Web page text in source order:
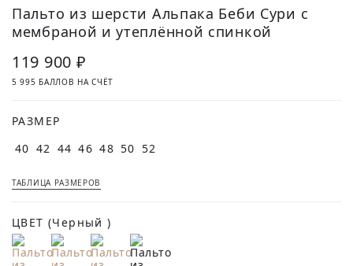
Пальто из шерсти Альпака Беби Сури с
мембраной и утеплённой спинкой
119 900 ₽
5 995 БАЛЛОВ НА СЧЁТ
РАЗМЕР
40 42 44 46 48 50 52
ТАБЛИЦА РАЗМЕРОВ
ЦВЕТ (Черный )